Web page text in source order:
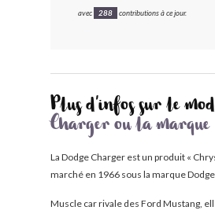
avec 288 contributions à ce jour.
Plus d'infos sur le
Charger ou la marque
La Dodge Charger est un produit «
marché en 1966 sous la marque
Muscle car rivale des Ford Mustang,